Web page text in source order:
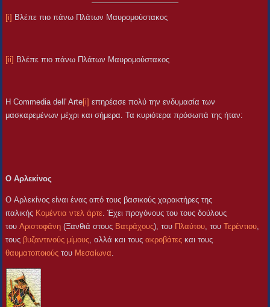
[i] Βλέπε πιο πάνω Πλάτων Μαυρομούστακος
[ii] Βλέπε πιο πάνω Πλάτων Μαυρομούστακος
Η Commedia dell' Arte[i] επηρέασε πολύ την ενδυμασία των
μασκαρεμένων μέχρι και σήμερα. Τα κυριότερα πρόσωπά της ήταν:
Ο Αρλεκίνος
Ο Αρλεκίνος είναι ένας από τους βασικούς χαρακτήρες της
ιταλικής Κομέντια ντελ άρτε. Έχει προγόνους του τους δούλους
τουΑριστοφάνη (Ξανθιά στους Βατράχους), του Πλαύτου, τουΤερέντιου,
τους βυζαντινούς μίμους, αλλά και τουςακροβάτες και τους
θαυματοποιούς του Μεσαίωνα.